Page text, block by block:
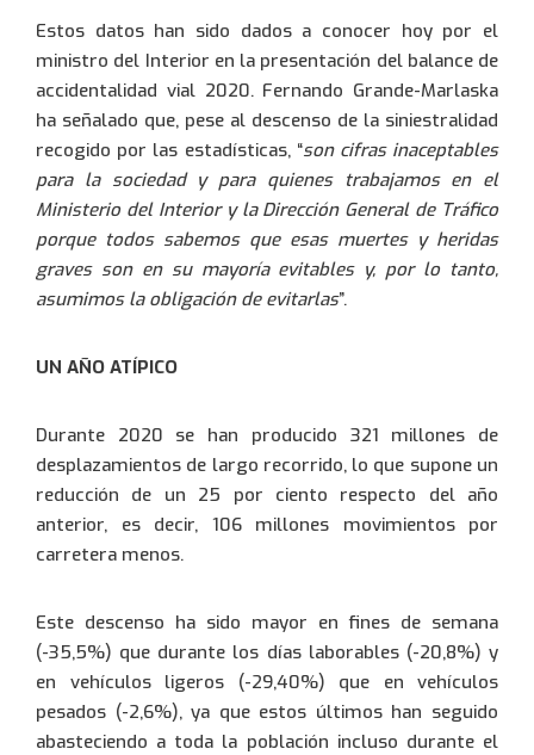
Estos datos han sido dados a conocer hoy por el
ministro del Interior en la presentación del balance de
accidentalidad vial 2020. Fernando Grande-Marlaska
ha señalado que, pese al descenso de la siniestralidad
recogido por las estadísticas, “son cifras inaceptables
para la sociedad y para quienes trabajamos en el
Ministerio del Interior y la Dirección General de Tráfico
porque todos sabemos que esas muertes y heridas
graves son en su mayoría evitables y, por lo tanto,
asumimos la obligación de evitarlas”.
UN AÑO ATÍPICO
Durante 2020 se han producido 321 millones de
desplazamientos de largo recorrido, lo que supone un
reducción de un 25 por ciento respecto del año
anterior, es decir, 106 millones movimientos por
carretera menos.
Este descenso ha sido mayor en fines de semana
(-35,5%) que durante los días laborables (-20,8%) y
en vehículos ligeros (-29,40%) que en vehículos
pesados (-2,6%), ya que estos últimos han seguido
abasteciendo a toda la población incluso durante el